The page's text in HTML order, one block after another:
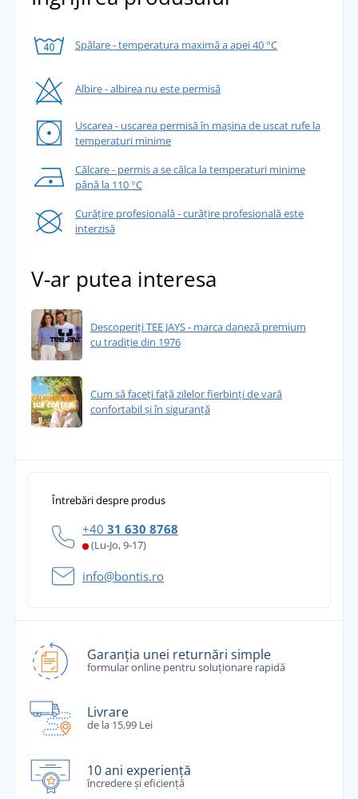
Spălare - temperatura maximă a apei 40 °C
Albire - albirea nu este permisă
Uscarea - uscarea permisă în mașina de uscat rufe la
temperaturi minime
Călcare - permis a se călca la temperaturi minime
până la 110 °C
Curățire profesională - curățire profesională este
interzisă
V-ar putea interesa
Descoperiți TEE JAYS - marca daneză premium
cu tradiție din 1976
Cum să faceți față zilelor fierbinți de vară
confortabil și în siguranță
Întrebări despre produs
+40 31 630 8768
(Lu-Jo, 9-17)
info@bontis.ro
Garanția unei returnări simple
formular online pentru soluționare rapidă
Livrare
de la 15,99 Lei
10 ani experiență
încredere și eficiență